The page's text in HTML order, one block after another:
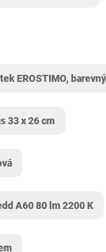
EROSTIMO, barevný
33 x 26 cm
A60 80 lm 2200 K